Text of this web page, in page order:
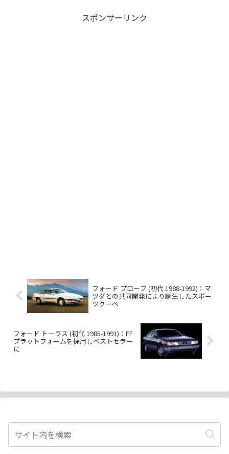
スポンサーリンク
フォード プローブ (初代 1988-1992)：マ
ツダとの共同開発により誕生したスポー
ツクーペ
フォード トーラス (初代 1985-1991)：FF
プラットフォームを採用しベストセラー
に